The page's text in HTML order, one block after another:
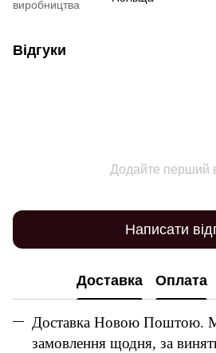
виробництва
Відгуки
Додайте перший
Написати
Доставка Оплата
Доставка Новою Поштою.
замовлення щодня, за